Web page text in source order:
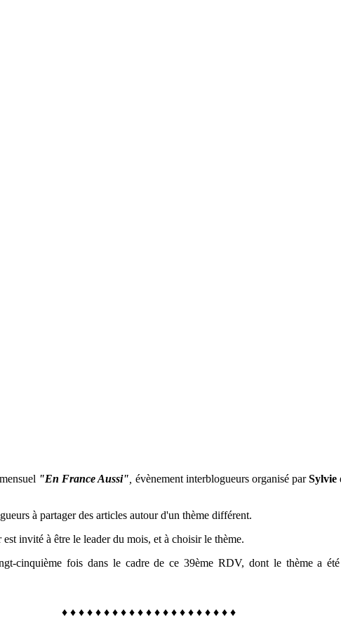
"En France Aussi" évènement interblogueurs organisé parSylvie
à partager des articles autour d'un thème différent.
invité à être le leader du mois, et à choisir le thème.
cinquième fois dans le cadre de ce 39ème RDV, dont le thème a
♦ ♦ ♦ ♦ ♦ ♦ ♦ ♦ ♦ ♦ ♦ ♦ ♦ ♦ ♦ ♦ ♦ ♦ ♦ ♦ ♦